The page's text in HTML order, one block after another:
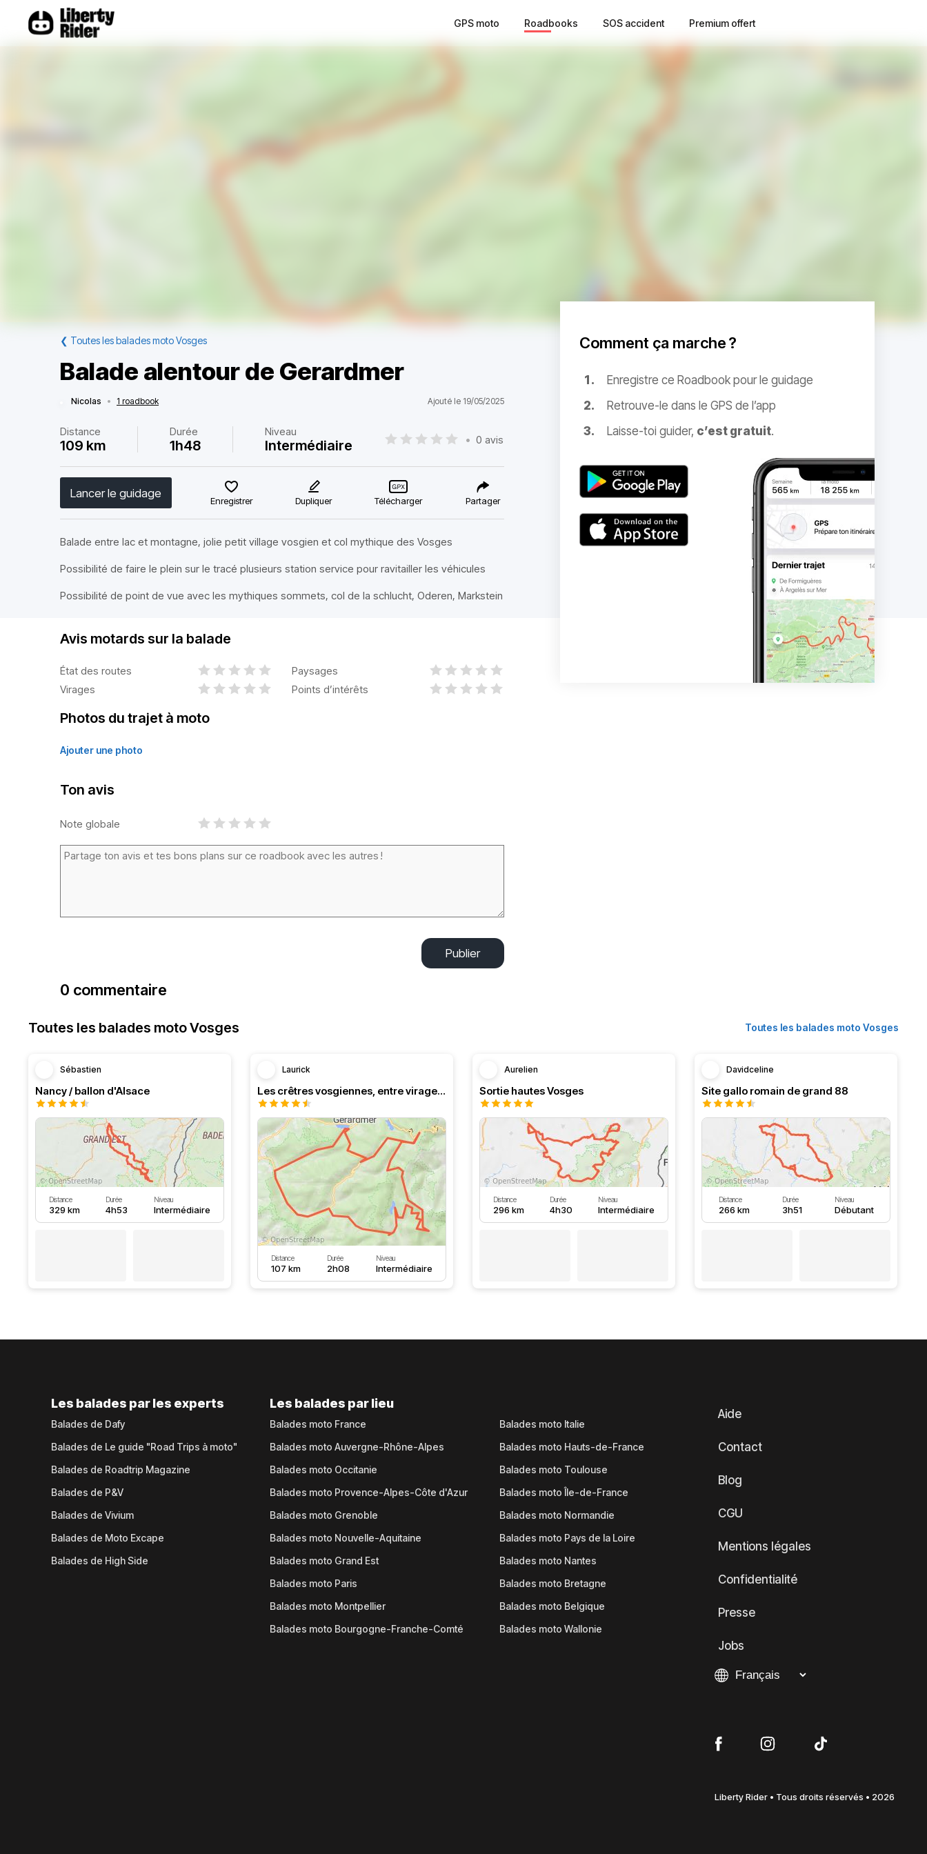
GPS moto Roadbooks SOS accident Premium offert
❮ Toutes les balades moto Vosges
Balade alentour de Gerardmer
Nicolas • 1 roadbook Ajouté le 19/05/2025
Distance
109 km
Durée
1h48
Niveau
Intermédiaire • 0 avis
Lancer le guidage
Enregistrer Dupliquer Télécharger Partager
Balade entre lac et montagne, jolie petit village vosgien et col mythique des Vosges
Possibilité de faire le plein sur le tracé plusieurs station service pour ravitailler les véhicules
Possibilité de point de vue avec les mythiques sommets, col de la schlucht, Oderen, Markstein
Comment ça marche ?
Enregistre ce Roadbook pour le guidage
Retrouve-le dans le GPS de l’app
Laisse-toi guider, c’est gratuit.
Avis motards sur la balade
État des routes
Paysages
Virages
Points d’intérêts
Photos du trajet à moto
Ajouter une photo
Ton avis
Note globale
Publier
0 commentaire
Toutes les balades moto Vosges Toutes les balades moto Vosges
Sébastien
Nancy / ballon d'Alsace
Distance
329 km
Durée
4h53
Niveau
Intermédiaire
Laurick
Les crêtres vosgiennes, entre virages et paysages...
Distance
107 km
Durée
2h08
Niveau
Intermédiaire
Aurelien
Sortie hautes Vosges
Distance
296 km
Durée
4h30
Niveau
Intermédiaire
Davidceline
Site gallo romain de grand 88
Distance
266 km
Durée
3h51
Niveau
Débutant
Les balades par les experts
Balades de Dafy
Balades de Le guide "Road Trips à moto"
Balades de Roadtrip Magazine
Balades de P&V
Balades de Vivium
Balades de Moto Excape
Balades de High Side
Les balades par lieu
Balades moto France
Balades moto Auvergne-Rhône-Alpes
Balades moto Occitanie
Balades moto Provence-Alpes-Côte d'Azur
Balades moto Grenoble
Balades moto Nouvelle-Aquitaine
Balades moto Grand Est
Balades moto Paris
Balades moto Montpellier
Balades moto Bourgogne-Franche-Comté
Balades moto Italie
Balades moto Hauts-de-France
Balades moto Toulouse
Balades moto Île-de-France
Balades moto Normandie
Balades moto Pays de la Loire
Balades moto Nantes
Balades moto Bretagne
Balades moto Belgique
Balades moto Wallonie
Aide
Contact
Blog
CGU
Mentions légales
Confidentialité
Presse
Jobs
Liberty Rider • Tous droits réservés • 2026